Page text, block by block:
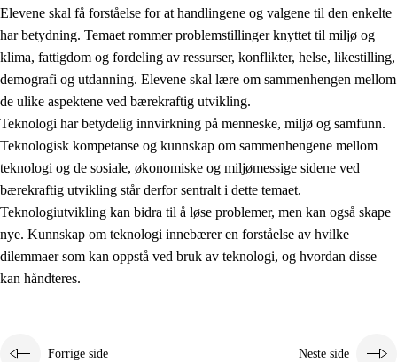
2.2 Kompetanse i fagene
2.3 Grunnleggende ferdigheter
2.4 Å lære å lære
Tverrfaglige temaer
2.5 Tverrfaglige temaer
2.5.1 Folkehelse og livsmestring
2.5.2 Demokrati og medborgerskap
2.5.3 Bærekraftig utvikling
Elevene skal få forståelse for at handlingene og valgene til den enkelte
har betydning. Temaet rommer problemstillinger knyttet til miljø og
klima, fattigdom og fordeling av ressurser, konflikter, helse, likestilling,
demografi og utdanning. Elevene skal lære om sammenhengen mellom
de ulike aspektene ved bærekraftig utvikling.
Teknologi har betydelig innvirkning på menneske, miljø og samfunn.
Teknologisk kompetanse og kunnskap om sammenhengene mellom
teknologi og de sosiale, økonomiske og miljømessige sidene ved
bærekraftig utvikling står derfor sentralt i dette temaet.
Teknologiutvikling kan bidra til å løse problemer, men kan også skape
nye. Kunnskap om teknologi innebærer en forståelse av hvilke
dilemmaer som kan oppstå ved bruk av teknologi, og hvordan disse
kan håndteres.
Forrige side Neste side